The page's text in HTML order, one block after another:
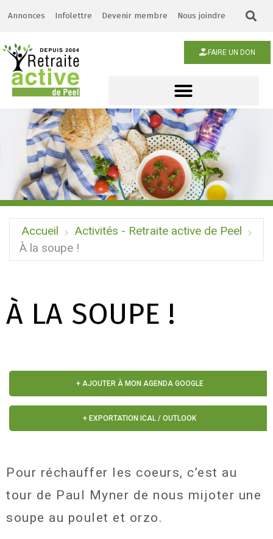
Annonces Infolettre Devenir membre Nous joindre
FAIRE UN DON
Accueil
Activités - Retraite active de Peel
À la soupe !
À LA SOUPE !
+ AJOUTER À MON AGENDA GOOGLE
+ EXPORTATION ICAL / OUTLOOK
Pour réchauffer les coeurs, c’est au
tour de Paul Myner de nous mijoter une
soupe au poulet et orzo.